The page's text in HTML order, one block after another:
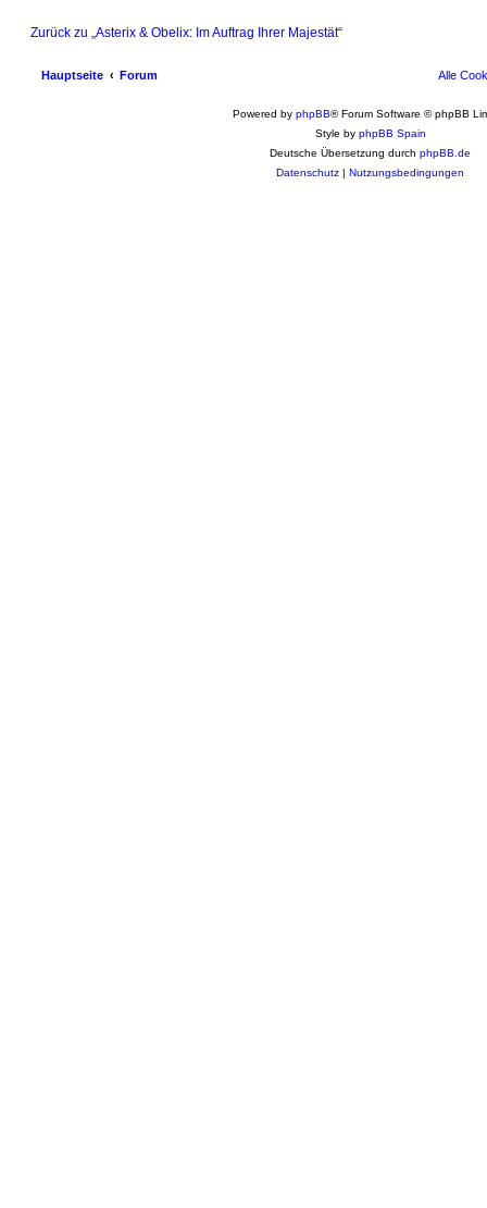
Zurück zu „Asterix & Obelix: Im Auftrag Ihrer Majestät“
Hauptseite Forum Alle
Powered by phpBB® Forum Software © phpBB
Style by phpBB Spain
Deutsche Übersetzung durch phpBB.de
Datenschutz | Nutzungsbedingungen